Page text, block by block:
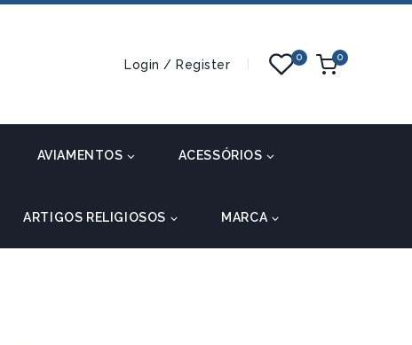
Login / Register
0 0
AVIAMENTOS ACESSÓRIOS
ARTIGOS RELIGIOSOS MARCA